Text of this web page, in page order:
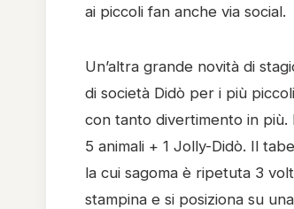
ai piccoli fan anche via social.
Un’altra grande novità di
di società Didò per i più
con tanto divertimento in più.
5 animali + 1 Jolly-Didò. Il
la cui sagoma è ripetuta 3
stampina e si posiziona su